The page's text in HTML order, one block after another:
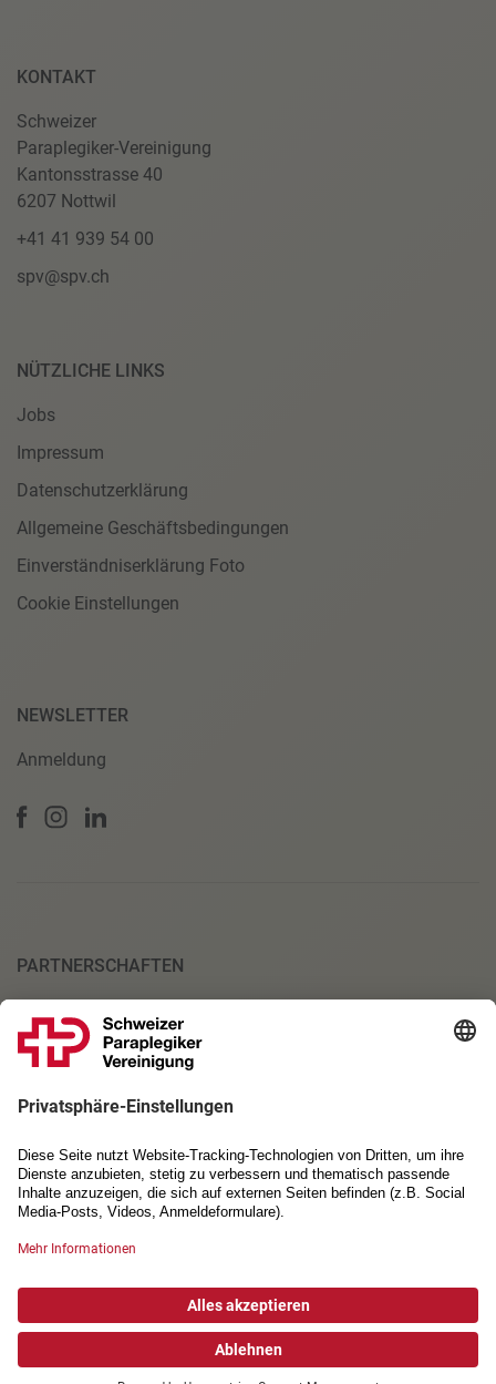
KONTAKT
Schweizer
Paraplegiker-Vereinigung
Kantonsstrasse 40
6207 Nottwil
+41 41 939 54 00
spv@spv.ch
NÜTZLICHE LINKS
Jobs
Impressum
Datenschutzerklärung
Allgemeine Geschäftsbedingungen
Einverständniserklärung Foto
Cookie Einstellungen
NEWSLETTER
Anmeldung
PARTNERSCHAFTEN